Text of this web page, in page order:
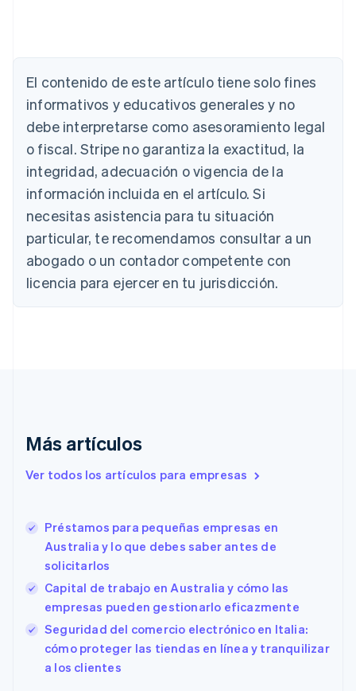
El contenido de este artículo tiene solo fines
informativos y educativos generales y no
debe interpretarse como asesoramiento legal
o fiscal. Stripe no garantiza la exactitud, la
integridad, adecuación o vigencia de la
información incluida en el artículo. Si
necesitas asistencia para tu situación
particular, te recomendamos consultar a un
abogado o un contador competente con
licencia para ejercer en tu jurisdicción.
Más artículos
Ver todos los artículos para empresas
Préstamos para pequeñas empresas en
Australia y lo que debes saber antes de
solicitarlos
Capital de trabajo en Australia y cómo las
empresas pueden gestionarlo eficazmente
Seguridad del comercio electrónico en Italia:
cómo proteger las tiendas en línea y tranquilizar
a los clientes
Alemania
Deutsch
Australia
English
Austria
Bélgica
NederlandsFrançaisDeutschEnglish
Brasil
Português English
Bulgaria
English
Canadá
English Français
China continental
English
Eslovaquia
España
EspañolEnglish
Estados Unidos
English Español 简体中文
Estonia
English
Finlandia
EnglishSvenska
Francia